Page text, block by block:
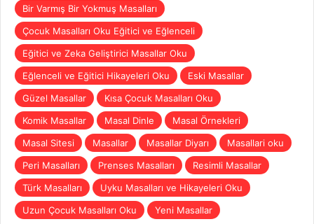
Bir Varmış Bir Yokmuş Masalları
Çocuk Masalları Oku Eğitici ve Eğlenceli
Eğitici ve Zeka Geliştirici Masallar Oku
Eğlenceli ve Eğitici Hikayeleri Oku
Eski Masallar
Güzel Masallar
Kısa Çocuk Masalları Oku
Komik Masallar
Masal Dinle
Masal Örnekleri
Masal Sitesi
Masallar Masallar Diyarı
Masallari oku
Peri Masalları
Prenses Masalları
Resimli Masallar
Türk Masalları
Uyku Masalları ve Hikayeleri Oku
Uzun Çocuk Masalları Oku
Yeni Masallar